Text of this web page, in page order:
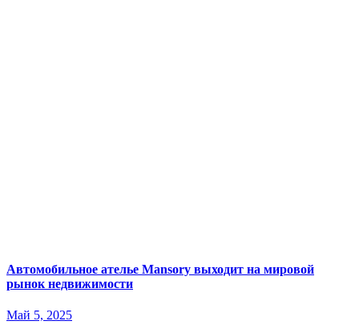
Автомобильное ателье Mansory выходит на мировой
рынок недвижимости
Май 5, 2025